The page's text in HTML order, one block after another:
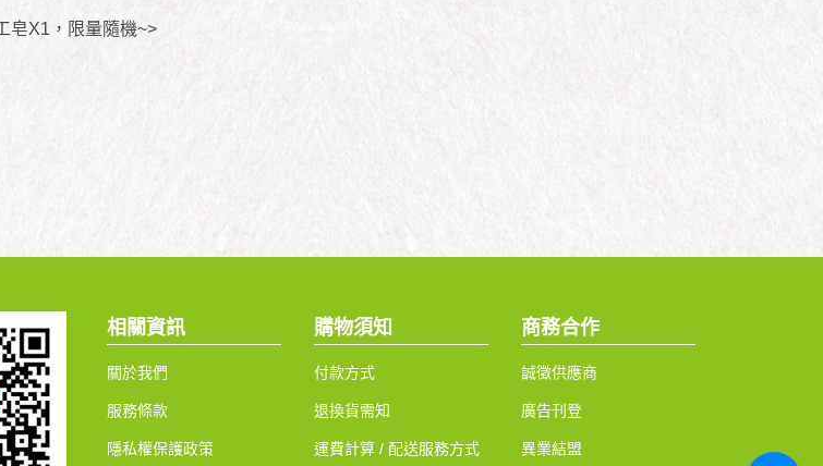
相關資訊
關於我們
服務條款
隱私權保護政策
購物須知
付款方式
退換貨需知
運費計算 / 配送服務方式
商務合作
誠徵供應商
廣告刊登
異業結盟